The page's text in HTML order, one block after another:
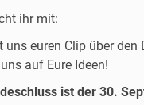
ihr mit:
uns euren Clip über
auf Eure Ideen!
ist der 30.